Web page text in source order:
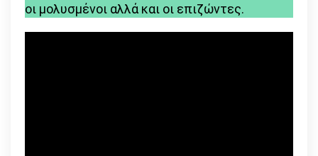
οι μολυσμένοι αλλά και οι επιζώντες.